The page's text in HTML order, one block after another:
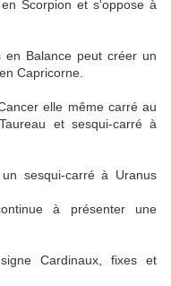
Scorpion et s'oppose à
Balance peut créer un
Capricorne.
elle même carré au
et sesqui-carré à
sesqui-carré à Uranus
à présenter une
Cardinaux, fixes et